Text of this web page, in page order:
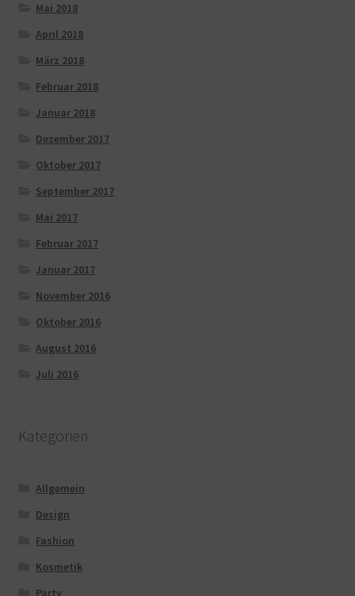
Mai 2018
April 2018
März 2018
Februar 2018
Januar 2018
Dezember 2017
Oktober 2017
September 2017
Mai 2017
Februar 2017
Januar 2017
November 2016
Oktober 2016
August 2016
Juli 2016
Kategorien
Allgemein
Design
Fashion
Kosmetik
Party